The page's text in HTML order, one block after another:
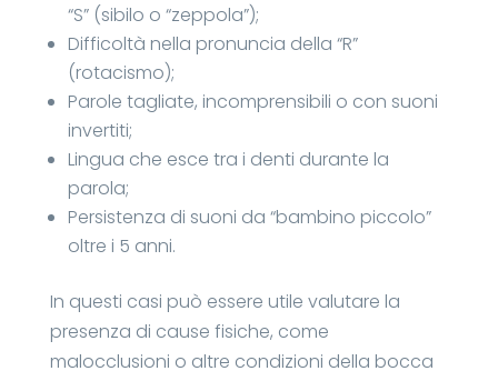
“S” (sibilo o “zeppola”);
Difficoltà nella pronuncia della “R”
(rotacismo);
Parole tagliate, incomprensibili o con suoni
invertiti;
Lingua che esce tra i denti durante la
parola;
Persistenza di suoni da “bambino piccolo”
oltre i 5 anni.
In questi casi può essere utile valutare la
presenza di cause fisiche, come
malocclusioni o altre condizioni della bocca